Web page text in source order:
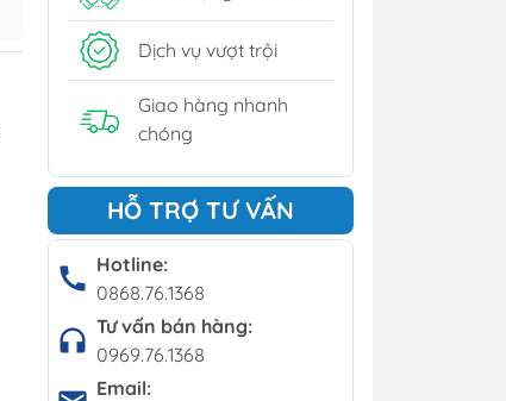
Bộ bàn ghế cafe
Bàn cafe
Ghế cafe
Ghế bar
Dịch vụ vượt trội
Giao hàng nhanh
chóng
HỖ TRỢ TƯ VẤN
Hotline:
0868.76.1368
Tư vấn bán hàng:
0969.76.1368
Email: